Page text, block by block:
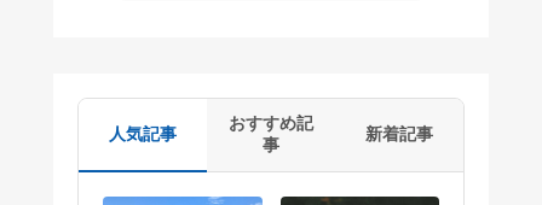
人気記事
おすすめ記
事
新着記事